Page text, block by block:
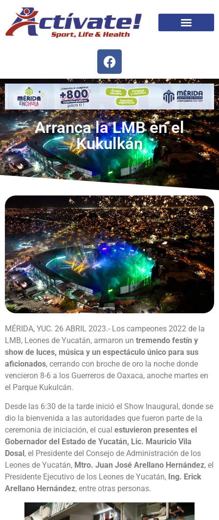
Arranca la LMB en el
Kukulkán
MÉRIDA, YUC. 26 ABRIL 2023.- Los campeones 2022 de la
LMB, Leones de Yucatán, armaron un tremendo festín y
show de luces, música y un espectáculo único para sus
aficionados, cerrando con broche de oro la noche donde
vencieron 8-6 a los Guerreros de Oaxaca, anoche martes en
el Parque Kukulcán.
Desde las 6:30 de la tarde inició el Show Inaugural, donde se
dio la bienvenida a las autoridades que fueron parte de la
ceremonia de iniciación, el cual estuvieron presentes el
Gobernador del Estado de Yucatán, Lic. Mauricio Vila
Dosal, el Presidente del Consejo de Administración de los
Leones de Yucatán, Mtro. Juan José Arellano Hernández, el
Presidente Ejecutivo de los Leones de Yucatán, Ing. Erick
Arellano Hernández, entre otras personas.